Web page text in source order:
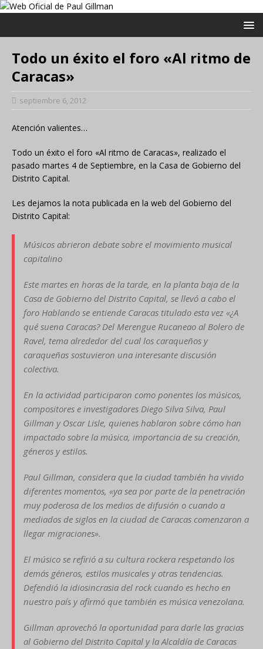
Todo un éxito el foro «Al ritmo de
Caracas»
septiembre 6, 2012
Atención valientes…
Todo un éxito el foro «Al ritmo de Caracas», realizado el
pasado martes 4 de Septiembre, en la Casa de Gobierno del
Distrito Capital.
Les dejamos la nota publicada en la web del Gobierno del
Distrito Capital:
Músicos abrieron debate sobre el movimiento musical
capitalino
Este martes en horas de la tarde, en la planta baja de la
Casa de Gobierno del Distrito Capital, se llevó a cabo el
foro Hablando se entiende Caracas titulado esta vez «¿A
qué suena Caracas? Del Merengue Rucaneao al Bolero de
Ravel, tema alrededor del cual los caraqueños y
caraqueñas sostuvieron una interesante discusión
colectiva.
En la actividad participaron como ponentes los músicos,
compositores e investigadores Diego Silva Silva, Paul
Gillman y Oscar Lisle, quienes hablaron sobre cómo han
impactado sobre la música, importancia de su creación,
géneros y estilos.
Paul Gillman, considera que la ciudad también ha vivido
diferentes momentos, «ya sea por parte de la penetración
muy poderosa de los medios de difusión o cuando a
mediados de siglos en la ciudad de Caracas comenzaron a
llegar migraciones».
El músico se refirió a su cultura rockera respetando los
demás géneros, estilos musicales y otras tendencias.
Defendió la idiosincrasia del rock cuando es hecho en
nuestro país y afirmó que también es música venezolana.
Gillman aprovechó la oportunidad para darle las gracias
al Gobierno del Distrito Capital y la Alcaldía de Caracas